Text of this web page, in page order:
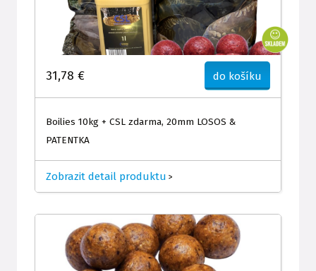
31,78 € do košíku
Boilies 10kg + CSL zdarma, 20mm LOSOS &
PATENTKA
Zobrazit detail produktu >